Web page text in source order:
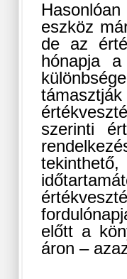
eszköz
de az
hónapja
szerinti
előtt a
áron –